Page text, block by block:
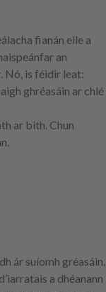
fianán eile a
an
Nó, is féidir leat:
ghréasáin ar chlé
ar bith. Chun
ár suíomh gréasáin.
a dhéanann